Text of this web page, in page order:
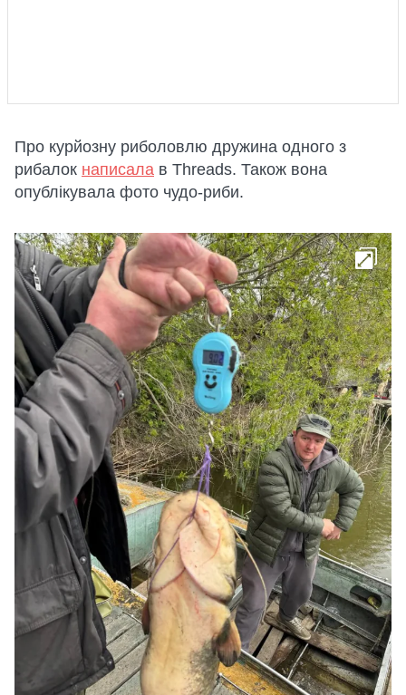
Про курйозну риболовлю дружина одного з
рибалок написала в Threads. Також вона
опублікувала фото чудо-риби.